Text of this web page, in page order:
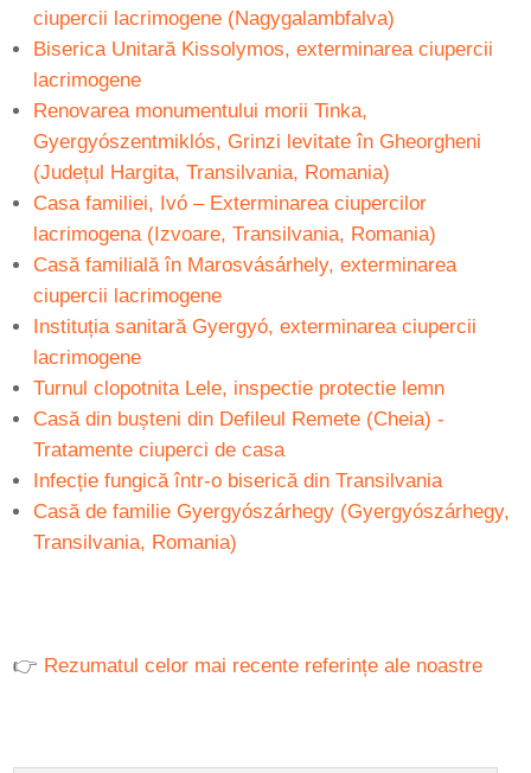
ciupercii lacrimogene (Nagygalambfalva)
Biserica Unitară Kissolymos, exterminarea ciupercii
lacrimogene
Renovarea monumentului morii Tinka,
Gyergyószentmiklós, Grinzi levitate în Gheorgheni
(Județul Hargita, Transilvania, Romania)
Casa familiei, Ivó – Exterminarea ciupercilor
lacrimogena (Izvoare, Transilvania, Romania)
Casă familială în Marosvásárhely, exterminarea
ciupercii lacrimogene
Instituția sanitară Gyergyó, exterminarea ciupercii
lacrimogene
Turnul clopotnita Lele, inspectie protectie lemn
Casă din bușteni din Defileul Remete (Cheia) -
Tratamente ciuperci de casa
Infecție fungică într-o biserică din Transilvania
Casă de familie Gyergyószárhegy (Gyergyószárhegy,
Transilvania, Romania)
👉 Rezumatul celor mai recente referințe ale noastre